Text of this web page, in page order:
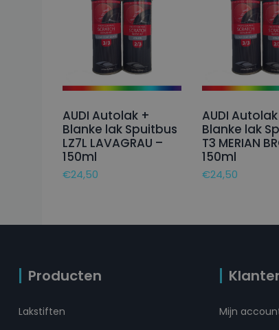
AUDI Autolak +
Blanke lak Spuitbus
LZ7L LAVAGRAU –
150ml
€24,50
AUDI
Blanke lak
T3 MERIAN
150ml
€24,50
Producten
Lakstiften
Mijn